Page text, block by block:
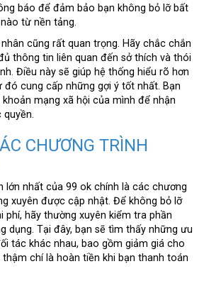
báo để đảm bảo bạn không bỏ lỡ bất
từ nền tảng.
cũng rất quan trọng. Hãy chắc chắn
thông tin liên quan đến sở thích và thói
Điều này sẽ giúp hệ thống hiểu rõ hơn
đó cung cấp những gợi ý tốt nhất. Bạn
mạng xã hội của mình để nhận
CHƯƠNG TRÌNH
lớn nhất của 99 ok chính là các chương
xuyên được cập nhật. Để không bỏ lỡ
phí, hãy thường xuyên kiểm tra phần
dụng. Tại đây, bạn sẽ tìm thấy những ưu
tác khác nhau, bao gồm giảm giá cho
chí là hoàn tiền khi bạn thanh toán